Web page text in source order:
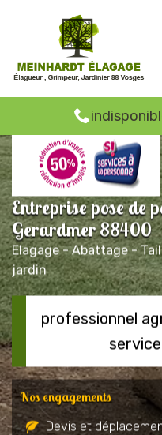
Entreprise pose de
Gerardmer 88400
Elagage - Abattage -
jardin
professionnel
Nos engagements
Devis et